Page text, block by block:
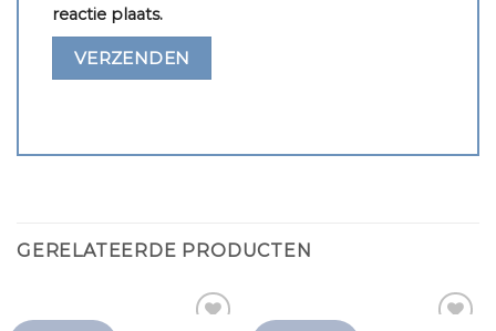
reactie plaats.
GERELATEERDE PRODUCTEN